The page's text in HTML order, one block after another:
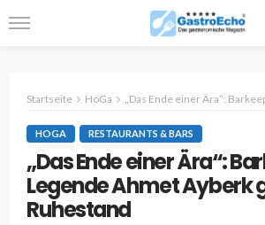
Startseite HoGa „Das Ende einer Ära“: Barkeeper-Legende
HOGA RESTAURANTS & BARS
„Das Ende einer Ära“:
Legende Ahmet Ayberk
Ruhestand